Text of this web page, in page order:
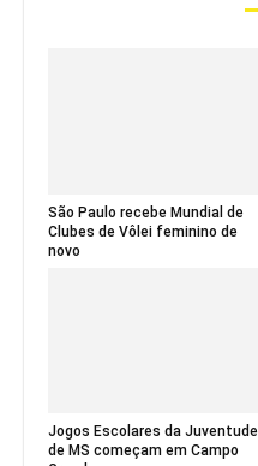
São Paulo recebe Mundial de
Clubes de Vôlei feminino de
novo
Jogos Escolares da Juventude
de MS começam em Campo